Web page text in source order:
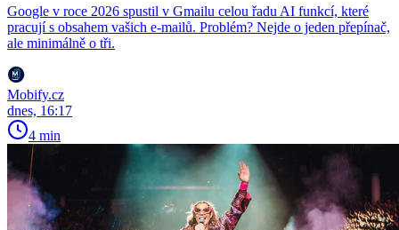
Google v roce 2026 spustil v Gmailu celou řadu AI funkcí, které
pracují s obsahem vašich e-mailů. Problém? Nejde o jeden přepínač,
ale minimálně o tři.
Mobify.cz
dnes, 16:17
4 min